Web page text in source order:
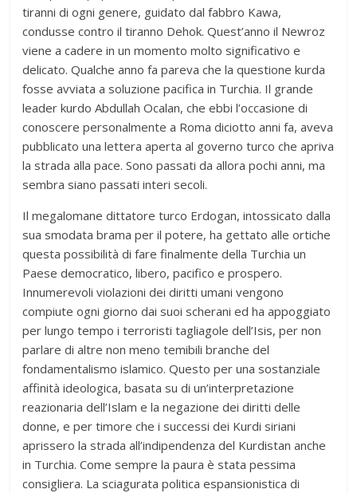
tiranni di ogni genere, guidato dal fabbro Kawa,
condusse contro il tiranno Dehok. Quest’anno il Newroz
viene a cadere in un momento molto significativo e
delicato. Qualche anno fa pareva che la questione kurda
fosse avviata a soluzione pacifica in Turchia. Il grande
leader kurdo Abdullah Ocalan, che ebbi l’occasione di
conoscere personalmente a Roma diciotto anni fa, aveva
pubblicato una lettera aperta al governo turco che apriva
la strada alla pace. Sono passati da allora pochi anni, ma
sembra siano passati interi secoli.
Il megalomane dittatore turco Erdogan, intossicato dalla
sua smodata brama per il potere, ha gettato alle ortiche
questa possibilità di fare finalmente della Turchia un
Paese democratico, libero, pacifico e prospero.
Innumerevoli violazioni dei diritti umani vengono
compiute ogni giorno dai suoi scherani ed ha appoggiato
per lungo tempo i terroristi tagliagole dell’Isis, per non
parlare di altre non meno temibili branche del
fondamentalismo islamico. Questo per una sostanziale
affinità ideologica, basata su di un’interpretazione
reazionaria dell’Islam e la negazione dei diritti delle
donne, e per timore che i successi dei Kurdi siriani
aprissero la strada all’indipendenza del Kurdistan anche
in Turchia. Come sempre la paura è stata pessima
consigliera. La sciagurata politica espansionistica di